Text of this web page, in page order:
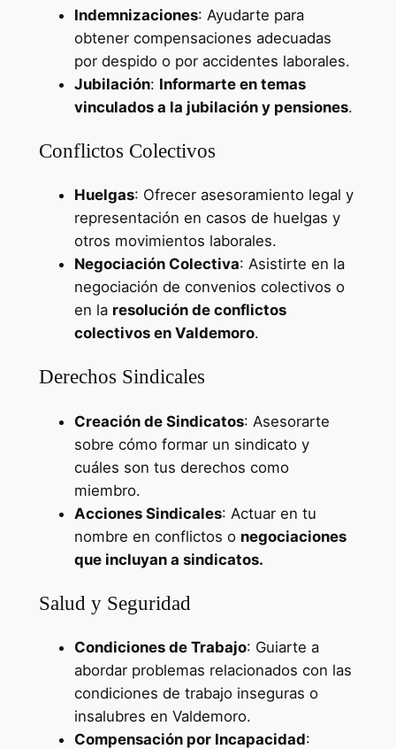
Indemnizaciones: Ayudarte para
obtener compensaciones adecuadas
por despido o por accidentes laborales.
Jubilación: Informarte en temas
vinculados a la jubilación y pensiones.
Conflictos Colectivos
Huelgas: Ofrecer asesoramiento legal y
representación en casos de huelgas y
otros movimientos laborales.
Negociación Colectiva: Asistirte en la
negociación de convenios colectivos o
en la resolución de conflictos
colectivos en Valdemoro.
Derechos Sindicales
Creación de Sindicatos: Asesorarte
sobre cómo formar un sindicato y
cuáles son tus derechos como
miembro.
Acciones Sindicales: Actuar en tu
nombre en conflictos o negociaciones
que incluyan a sindicatos.
Salud y Seguridad
Condiciones de Trabajo: Guiarte a
abordar problemas relacionados con las
condiciones de trabajo inseguras o
insalubres en Valdemoro.
Compensación por Incapacidad: